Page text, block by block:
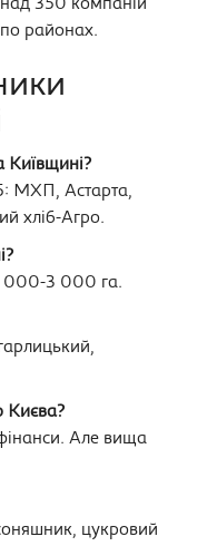
350 компаній
по районах.
Київщині?
МХП, Астарта,
хліб-Агро.
000-3 000 га.
Києва?
Але вища
цукровий